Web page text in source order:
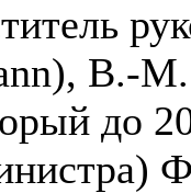
В.-
до